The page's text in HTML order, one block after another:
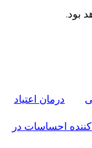
بود.
درمان اعتیاد